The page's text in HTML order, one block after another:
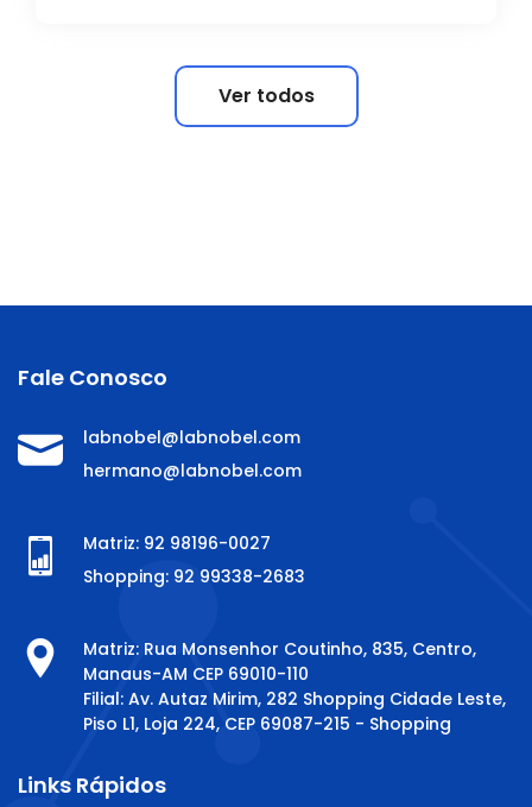
Ver todos
Fale Conosco
labnobel@labnobel.com
hermano@labnobel.com
Matriz: 92 98196-0027
Shopping: 92 99338-2683
Matriz: Rua Monsenhor Coutinho, 835, Centro,
Manaus-AM CEP 69010-110
Filial: Av. Autaz Mirim, 282 Shopping Cidade Leste,
Piso L1, Loja 224, CEP 69087-215 - Shopping
Links Rápidos